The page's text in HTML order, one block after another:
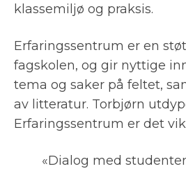
klassemiljø og praksis.
Erfaringssentrum er en
fagskolen, og gir nyttige
tema og saker på feltet,
av litteratur. Torbjørn
Erfaringssentrum er det
«Dialog med